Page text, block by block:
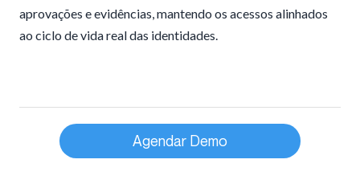
aprovações e evidências, mantendo os acessos alinhados
ao ciclo de vida real das identidades.
Agendar Demo